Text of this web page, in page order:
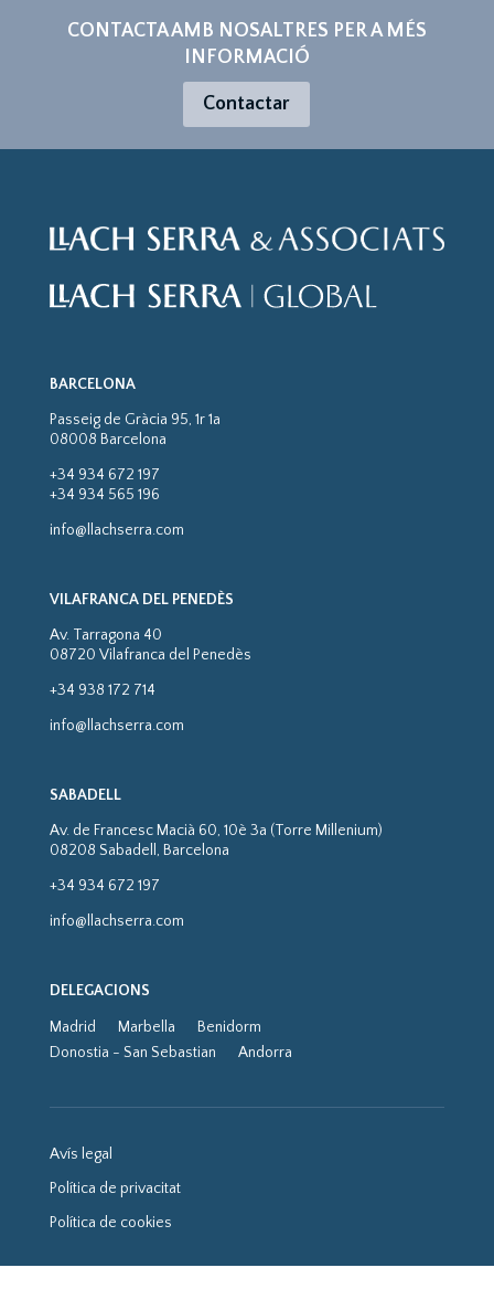
CONTACTA AMB NOSALTRES PER A MÉS
INFORMACIÓ
Contactar
BARCELONA
Passeig de Gràcia 95, 1r 1a
08008 Barcelona
+34 934 672 197
+34 934 565 196
info@llachserra.com
VILAFRANCA DEL PENEDÈS
Av. Tarragona 40
08720 Vilafranca del Penedès
+34 938 172 714
info@llachserra.com
SABADELL
Av. de Francesc Macià 60, 10è 3a (Torre Millenium)
08208 Sabadell, Barcelona
+34 934 672 197
info@llachserra.com
DELEGACIONS
Madrid Marbella
Benidorm
Donostia - San Sebastian
Andorra
Avís legal
Política de privacitat
Política de cookies